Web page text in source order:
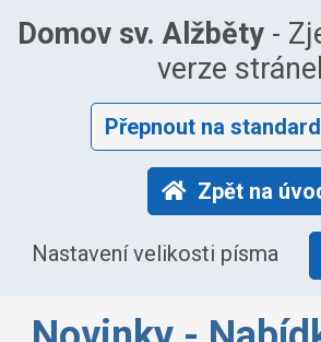
Domov sv. Alžběty-
verze
Přepnout na
Zpět na
Nastavení velikosti písma